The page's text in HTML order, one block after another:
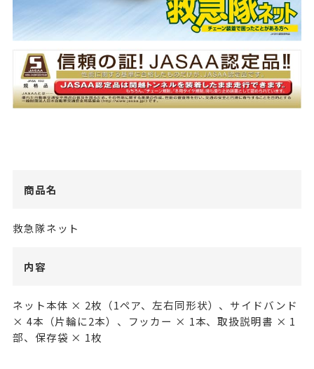
商品名
救急隊ネット
内容
ネット本体 × 2枚（1ペア、左右同形状）、サイドバンド
× 4本（片輪に2本）、フッカー × 1本、取扱説明書 × 1
部、保存袋 × 1枚